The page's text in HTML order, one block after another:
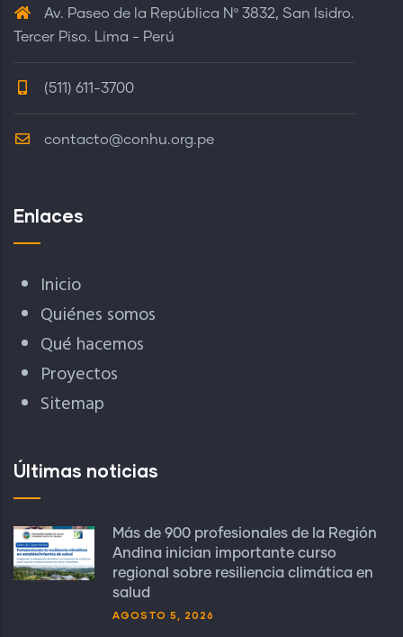
Av. Paseo de la República Nº 3832, San Isidro.
Tercer Piso. Lima - Perú
(511) 611-3700
contacto@conhu.org.pe
Enlaces
Inicio
Quiénes somos
Qué hacemos
Proyectos
Sitemap
Últimas noticias
Más de 900 profesionales de la Región
Andina inician importante curso
regional sobre resiliencia climática en
salud
AGOSTO 5, 2026